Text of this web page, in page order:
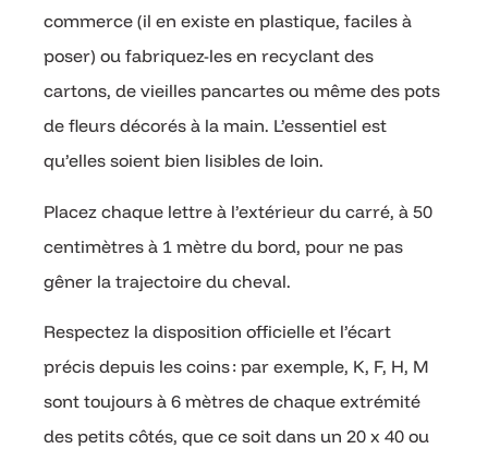
commerce (il en existe en plastique, faciles à
poser) ou fabriquez-les en recyclant des
cartons, de vieilles pancartes ou même des pots
de fleurs décorés à la main. L’essentiel est
qu’elles soient bien lisibles de loin.
Placez chaque lettre à l’extérieur du carré, à 50
centimètres à 1 mètre du bord, pour ne pas
gêner la trajectoire du cheval.
Respectez la disposition officielle et l’écart
précis depuis les coins : par exemple, K, F, H, M
sont toujours à 6 mètres de chaque extrémité
des petits côtés, que ce soit dans un 20 x 40 ou